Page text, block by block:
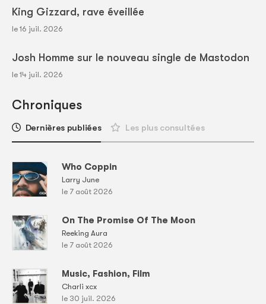
King Gizzard, rave éveillée
le 16 juil. 2026
Josh Homme sur le nouveau single de Mastodon
le 14 juil. 2026
Chroniques
Dernières publiées Les plus consultées
Who Coppin
Larry June
le 7 août 2026
On The Promise Of The Moon
Reeking Aura
le 7 août 2026
Music, Fashion, Film
Charli xcx
le 30 juil. 2026